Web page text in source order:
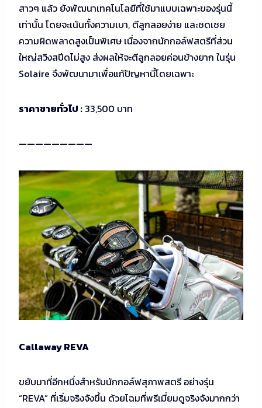
สาวๆ แล้ว ยังพัฒนาเทคโนโลยีที่ใช้มาแบบเฉพาะของรุ่นนี้
เท่านั้น โดยจะเน้นทั้งความเบา, ตีลูกลอยง่าย และชดเชย
ความผิดพลาดสูงเป็นพิเศษ เนื่องจากนักกอล์ฟสตรีที่ส่วน
ใหญ่สวิงสปีดไม่สูง ส่งผลให้จะตีลูกลอยค่อนข้างยาก ในรุ่น
Solaire จึงพัฒนามาเพื่อแก้ปัญหานี้โดยเฉพาะ
ราคาขายทั่วไป : 33,500 บาท
—————————
Callaway REVA
ขยับมาที่อีกหนึ่งสำหรับนักกอล์ฟสุภาพสตรี อย่างรุ่น
“REVA” ที่เริ่มจริงจังขึ้น ด้วยโฉมที่พรีเมี่ยมดูจริงจังมากกว่า